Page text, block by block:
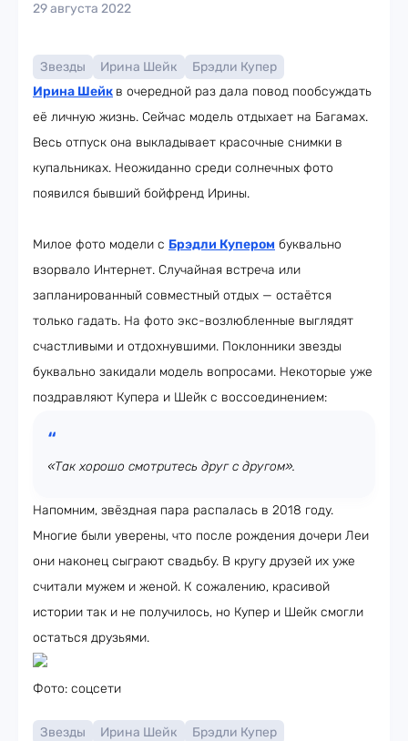
29 августа 2022
Звезды Ирина Шейк
Брэдли Купер
Ирина Шейк в очередной раз дала повод пообсуждать
её личную жизнь. Сейчас модель отдыхает на Багамах.
Весь отпуск она выкладывает красочные снимки в
купальниках. Неожиданно среди солнечных фото
появился бывший бойфренд Ирины.
Милое фото модели с Брэдли Купером буквально
взорвало Интернет. Случайная встреча или
запланированный совместный отдых — остаётся
только гадать. На фото экс-возлюбленные выглядят
счастливыми и отдохнувшими. Поклонники звезды
буквально закидали модель вопросами. Некоторые уже
поздравляют Купера и Шейк с воссоединением:
«Так хорошо смотритесь друг с другом».
Напомним, звёздная пара распалась в 2018 году.
Многие были уверены, что после рождения дочери Леи
они наконец сыграют свадьбу. В кругу друзей их уже
считали мужем и женой. К сожалению, красивой
истории так и не получилось, но Купер и Шейк смогли
остаться друзьями.
Фото: соцсети
Звезды Ирина Шейк Брэдли Купер